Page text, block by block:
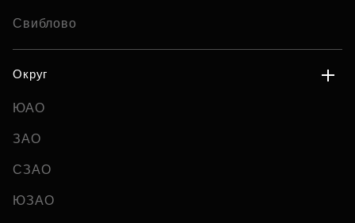
Свиблово
Округ
ЮАО
ЗАО
СЗАО
ЮЗАО